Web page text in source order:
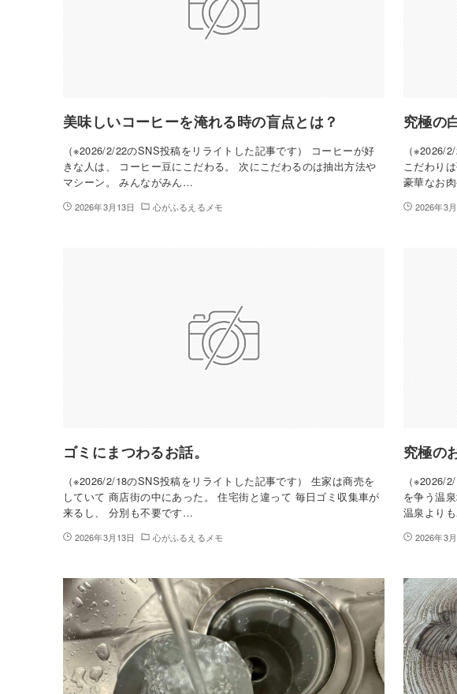
美味しいコーヒーを淹れる時の盲点とは？
（※2026/2/22のSNS投稿をリライトした記事です） コーヒーが好
きな人は、 コーヒー豆にこだわる。 次にこだわるのは抽出方法や
マシーン。 みんながみん…
2026年3月13日 心がふるえるメモ
究極の
（※2026/
こだわり
豪華なお
2026年3
ゴミにまつわるお話。
（※2026/2/18のSNS投稿をリライトした記事です） 生家は商売を
していて 商店街の中にあった。 住宅街と違って 毎日ゴミ収集車が
来るし、 分別も不要です…
2026年3月13日 心がふるえるメモ
究極の
（※2026/
を争う温
温泉より
2026年3